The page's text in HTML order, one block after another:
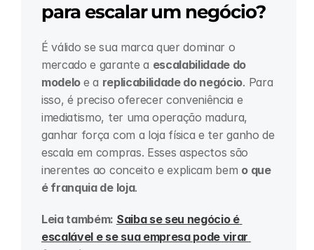
para escalar um negócio?
É válido se sua marca quer dominar o
mercado e garante a escalabilidade do
modelo e a replicabilidade do negócio. Para
isso, é preciso oferecer conveniência e
imediatismo, ter uma operação madura,
ganhar força com a loja física e ter ganho de
escala em compras. Esses aspectos são
inerentes ao conceito e explicam bem o que
é franquia de loja.
Leia também: Saiba se seu negócio é
escalável e se sua empresa pode virar